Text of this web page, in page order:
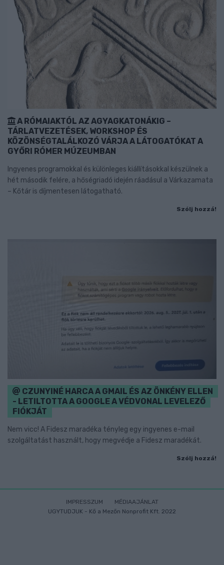
A RÓMAIAKTÓL AZ AGYAGKATONÁKIG –
TÁRLATVEZETÉSEK, WORKSHOP ÉS
KÖZÖNSÉGTALÁLKOZÓ VÁRJA A LÁTOGATÓKAT A
GYŐRI RÓMER MÚZEUMBAN
Ingyenes programokkal és különleges kiállításokkal készülnek a
hét második felére, a hőségriadó idején ráadásul a Várkazamata
– Kőtár is díjmentesen látogatható.
Szólj hozzá!
CZUNYINÉ HARCA A GMAIL ÉS AZ ÖNKÉNY ELLEN
- LETILTOTTA A GOOGLE A VÉDVONAL LEVELEZŐ
FIÓKJÁT
Nem vicc! A Fidesz maradéka tényleg egy ingyenes e-mail
szolgáltatást használt, hogy megvédje a Fidesz maradékát.
Szólj hozzá!
IMPRESSZUM
MÉDIAAJÁNLAT
UGYTUDJUK - Kő a Mezőn Nonprofit Kft. 2022